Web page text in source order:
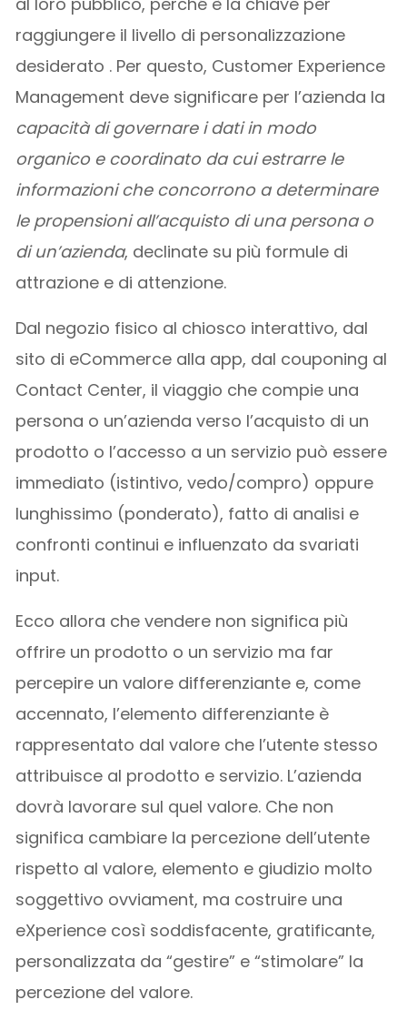
raggiungere il livello di personalizzazione
desiderato . Per questo, Customer Experience
Management deve significare per l’azienda la
capacità di governare i dati in modo
organico e coordinato da cui estrarre le
informazioni che concorrono a determinare
le propensioni all’acquisto di una persona o
di un’azienda, declinate su più formule di
attrazione e di attenzione.
Dal negozio fisico al chiosco interattivo, dal
sito di eCommerce alla app, dal couponing al
Contact Center, il viaggio che compie una
persona o un’azienda verso l’acquisto di un
prodotto o l’accesso a un servizio può essere
immediato (istintivo, vedo/compro) oppure
lunghissimo (ponderato), fatto di analisi e
confronti continui e influenzato da svariati
input.
Ecco allora che vendere non significa più
offrire un prodotto o un servizio ma far
percepire un valore differenziante e, come
accennato, l’elemento differenziante è
rappresentato dal valore che l’utente stesso
attribuisce al prodotto e servizio. L’azienda
dovrà lavorare sul quel valore. Che non
significa cambiare la percezione dell’utente
rispetto al valore, elemento e giudizio molto
soggettivo ovviament, ma costruire una
eXperience così soddisfacente, gratificante,
personalizzata da “gestire” e “stimolare” la
percezione del valore.